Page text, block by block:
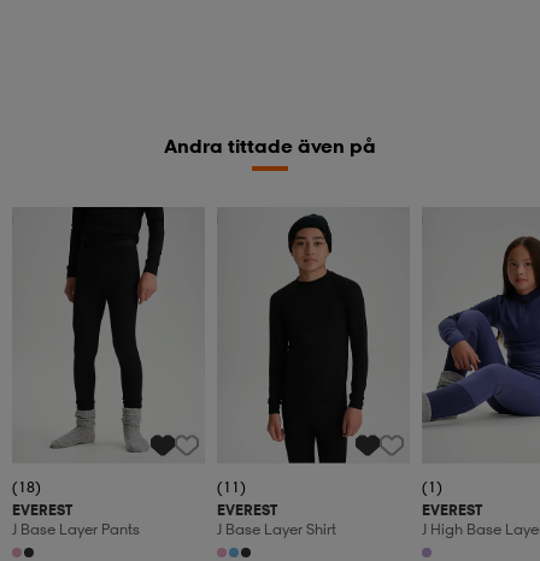
Andra tittade även på
(18)
EVEREST
J Base Layer Pants
Kampanj -25%
(11)
EVEREST
J Base Layer Shirt
(1)
EVEREST
J High Base